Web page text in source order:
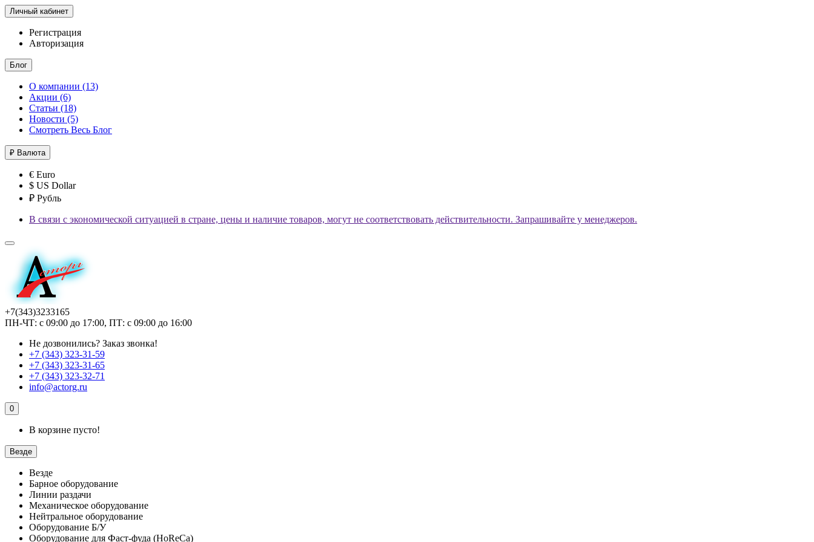
Личный кабинет
Регистрация
Авторизация
Блог
О компании (13)
Акции (6)
Статьи (18)
Новости (5)
Смотреть Весь Блог
₽ Валюта
€ Euro
$ US Dollar
₽ Рубль
В связи с экономической ситуацией в стране, цены и наличие товаров, могут не соответствовать действительности. Запрашивайте у менеджеров.
+7(343)3233165
ПН-ЧТ: с 09:00 до 17:00, ПТ: с 09:00 до 16:00
Не дозвонились? Заказ звонка!
+7 (343) 323-31-59
+7 (343) 323-31-65
+7 (343) 323-32-71
info@actorg.ru
0
В корзине пусто!
Везде
Везде
Барное оборудование
Линии раздачи
Механическое оборудование
Нейтральное оборудование
Оборудование Б/У
Оборудование для Фаст-фуда (HoReCa)